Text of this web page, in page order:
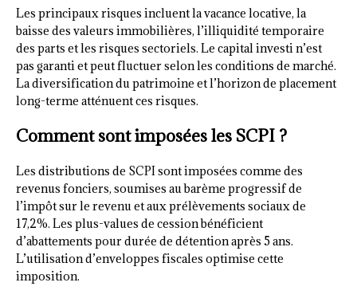
Les principaux risques incluent la vacance locative, la
baisse des valeurs immobilières, l’illiquidité temporaire
des parts et les risques sectoriels. Le capital investi n’est
pas garanti et peut fluctuer selon les conditions de marché.
La diversification du patrimoine et l’horizon de placement
long-terme atténuent ces risques.
Comment sont imposées les SCPI ?
Les distributions de SCPI sont imposées comme des
revenus fonciers, soumises au barème progressif de
l’impôt sur le revenu et aux prélèvements sociaux de
17,2%. Les plus-values de cession bénéficient
d’abattements pour durée de détention après 5 ans.
L’utilisation d’enveloppes fiscales optimise cette
imposition.